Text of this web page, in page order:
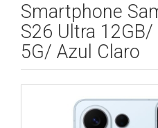
Smartphone
S26 Ultra
5G/ Azul Claro